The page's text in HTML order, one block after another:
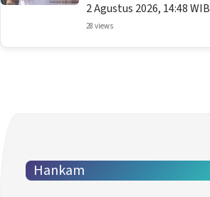
2 Agustus 2026, 14:48 WIB
28 views
Hankam